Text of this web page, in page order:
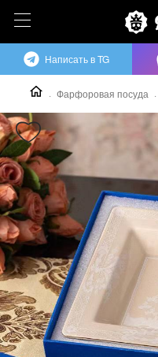
Фарфоровая посуда
Написать в TG